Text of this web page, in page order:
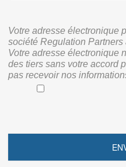
Votre adresse électronique
société Regulation
Votre adresse électronique
des tiers sans votre accord
pas recevoir nos